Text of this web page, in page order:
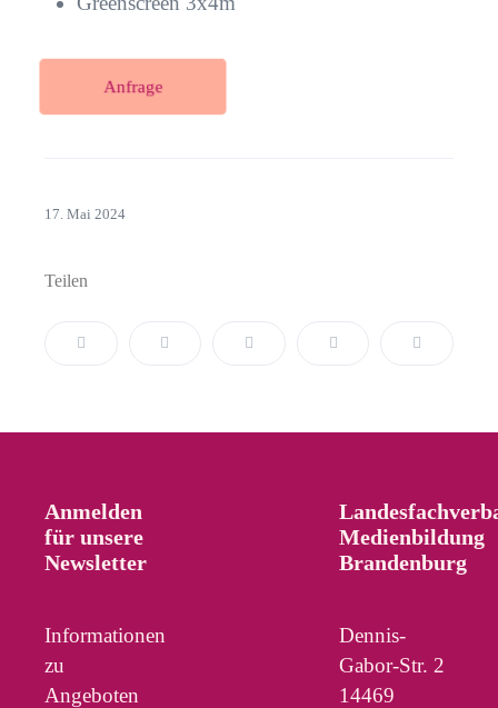
Anfrage
17. Mai 2024
Teilen
Anmelden
für unsere
Newsletter
Informationen
zu
Angeboten
Medienbildung
Brandenburg
Dennis-
Gabor-Str. 2
14469